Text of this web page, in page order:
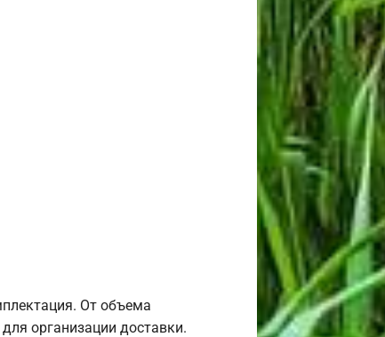
От объема
организации доставки.